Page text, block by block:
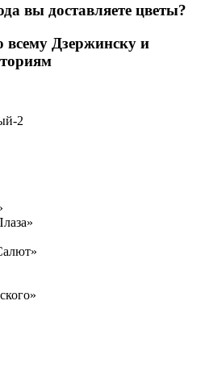
вы доставляете цветы?
всему Дзержинску и
2